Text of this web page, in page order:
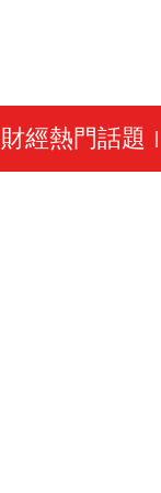
財經熱門話題